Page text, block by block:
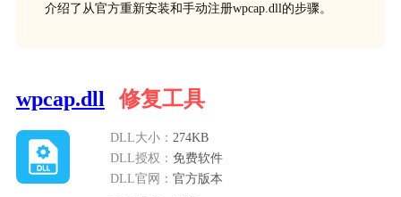
介绍了从官方重新安装和手动注册wpcap.dll的步骤。
wpcap.dll 修复工具
DLL大小： 274KB
DLL授权： 免费软件
DLL官网： 官方版本